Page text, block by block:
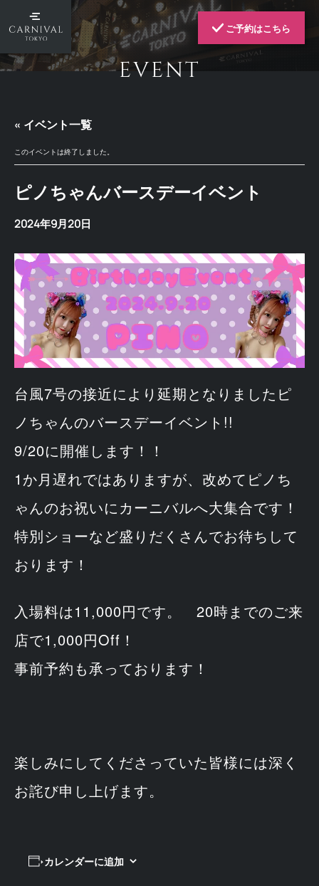
ご予約はこちら
EVENT
« イベント一覧
このイベントは終了しました。
ピノちゃんバースデーイベント
2024年9月20日
台風7号の接近により延期となりましたピ
ノちゃんのバースデーイベント!!
9/20に開催します！！
1か月遅れではありますが、改めてピノち
ゃんのお祝いにカーニバルへ大集合です！
特別ショーなど盛りだくさんでお待ちして
おります！
入場料は11,000円です。 20時までのご来
店で1,000円Off！
事前予約も承っております！
楽しみにしてくださっていた皆様には深く
お詫び申し上げます。
カレンダーに追加